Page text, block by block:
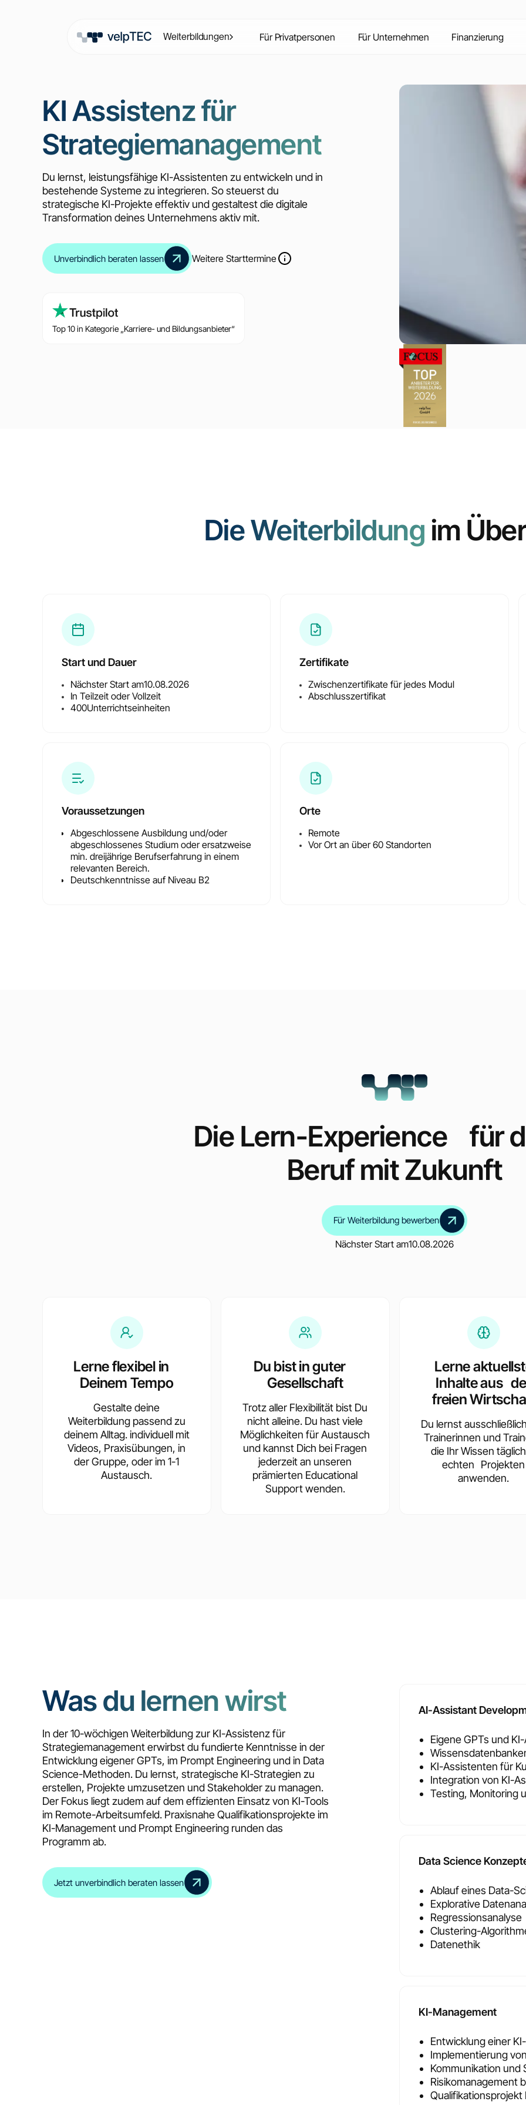
Weiterbildungen Für Privatpersonen Für Unternehmen Finanzierung
KI Assistenz für
Strategiemanagement
Du lernst, leistungsfähige KI-Assistenten zu entwickeln und in
bestehende Systeme zu integrieren. So steuerst du
strategische KI-Projekte effektiv und gestaltest die digitale
Transformation deines Unternehmens aktiv mit.
Unverbindlich beraten lassen Weitere Starttermine
Top 10 in Kategorie „Karriere- und Bildungsanbieter“
Die Weiterbildung im
Start und Dauer
Nächster Start am10.08.2026
In Teilzeit oder Vollzeit
400Unterrichtseinheiten
Zertifikate
Zwischenzertifikate für jedes Modul
Abschlusszertifikat
Voraussetzungen
Abgeschlossene Ausbildung und/oder
abgeschlossenes Studium oder ersatzweise
min. dreijährige Berufserfahrung in einem
relevanten Bereich.
Deutschkenntnisse auf Niveau B2
Orte
Remote
Vor Ort an über 60 Standorten
Die Lern-Experience für
Beruf mit Zukunft
Für Weiterbildung bewerben
Nächster Start am10.08.2026
Lerne flexibel in
Deinem Tempo
Gestalte deine
Weiterbildung passend zu
deinem Alltag. individuell mit
Videos, Praxisübungen, in
der Gruppe, oder im 1-1
Austausch.
Du bist in guter
Gesellschaft
Trotz aller Flexibilität bist Du
nicht alleine. Du hast viele
Möglichkeiten für Austausch
und kannst Dich bei Fragen
jederzeit an unseren
prämierten Educational
Support wenden.
Lerne
Inhalte aus
freien
Du lernst
Trainerinnen und
die Ihr Wissen
echten Projekten
anwenden.
Was du lernen wirst
In der 10-wöchigen Weiterbildung zur KI-Assistenz für
Strategiemanagement erwirbst du fundierte Kenntnisse in der
Entwicklung eigener GPTs, im Prompt Engineering und in Data
Science-Methoden. Du lernst, strategische KI-Strategien zu
erstellen, Projekte umzusetzen und Stakeholder zu managen.
Der Fokus liegt zudem auf dem effizienten Einsatz von KI-Tools
im Remote-Arbeitsumfeld. Praxisnahe Qualifikationsprojekte im
KI-Management und Prompt Engineering runden das
Programm ab.
Jetzt unverbindlich beraten lassen
AI-Assistant
Eigene GPTs und
KI-Assistenten für
Integration von KI-
Testing, Monitoring
Data Science
Ablauf eines Data-
Explorative
Regressionsanalyse
Clustering-
Datenethik
KI-Management
Entwicklung einer
Implementierung
Kommunikation und
Risikomanagement